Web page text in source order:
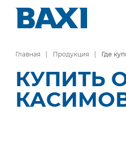
Главная Продукция Где
КУПИТЬ